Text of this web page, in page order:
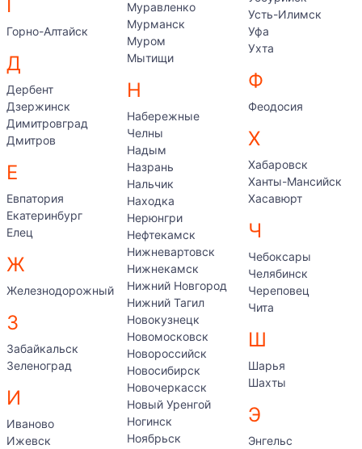
Г
Горно-Алтайск
Д
Дербент
Дзержинск
Димитровград
Дмитров
Е
Евпатория
Екатеринбург
Елец
Ж
Железнодорожный
З
Забайкальск
Зеленоград
И
Иваново
Ижевск
Муравленко
Мурманск
Муром
Мытищи
Н
Набережные
Челны
Надым
Назрань
Нальчик
Находка
Нерюнгри
Нефтекамск
Нижневартовск
Нижнекамск
Нижний Новгород
Нижний Тагил
Новокузнецк
Новомосковск
Новороссийск
Новосибирск
Новочеркасск
Новый Уренгой
Ногинск
Ноябрьск
Усть-Илимск
Уфа
Ухта
Ф
Феодосия
Х
Хабаровск
Ханты-Мансийск
Хасавюрт
Ч
Чебоксары
Челябинск
Череповец
Чита
Ш
Шарья
Шахты
Э
Энгельс